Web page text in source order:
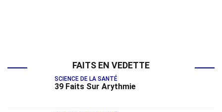
FAITS EN VEDETTE
SCIENCE DE LA SANTÉ
39 Faits Sur Arythmie